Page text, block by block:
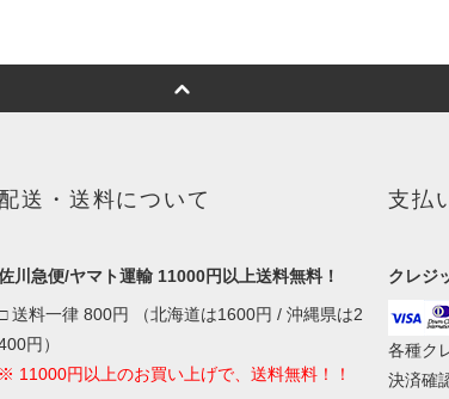
送・送料について
川急便/ヤマト運輸 11000円以上送料無料！
送料一律 800円 （北海道は1600円 / 沖縄県は2
円）
※ 11000円以上のお買い上げで、送料無料！！
支払
クレジ
各種ク
決済確